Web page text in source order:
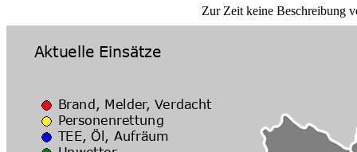
Zur Zeit keine Beschreibung
Stockschützenhalle
EventList powered by